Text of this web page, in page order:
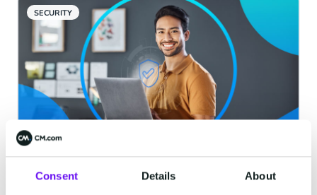
Consent Details About
integration og samarbejde mellem dem.
SECURITY
Verifikation som en service: